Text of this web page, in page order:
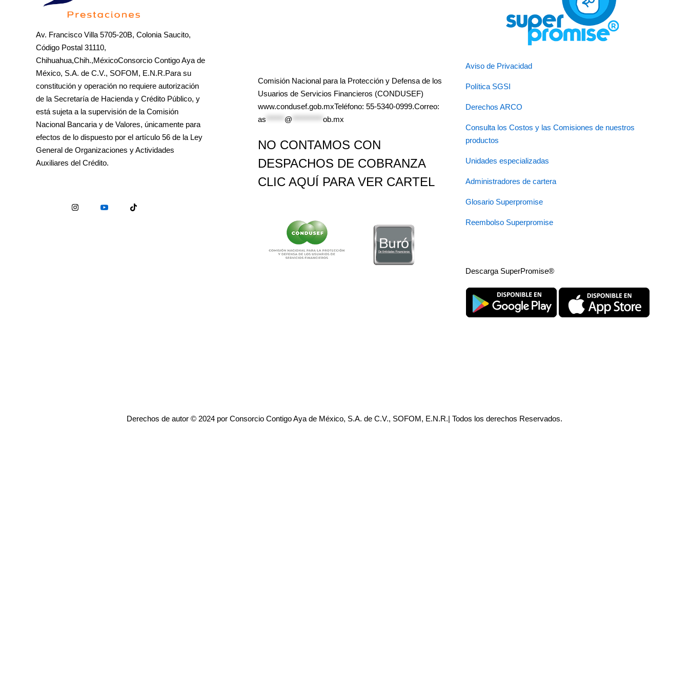
Av. Francisco Villa 5705-20B, Colonia Saucito,
Código Postal 31110,
Chihuahua,Chih.,MéxicoConsorcio Contigo Aya de
México, S.A. de C.V., SOFOM, E.N.R.Para su
constitución y operación no requiere autorización
de la Secretaría de Hacienda y Crédito Público, y
está sujeta a la supervisión de la Comisión
Nacional Bancaria y de Valores, únicamente para
efectos de lo dispuesto por el artículo 56 de la Ley
General de Organizaciones y Actividades
Auxiliares del Crédito.
Comisión Nacional para la Protección y Defensa de los
Usuarios de Servicios Financieros (CONDUSEF)
www.condusef.gob.mxTeléfono: 55-5340-0999.Correo:
as
@ ob.mx
NO CONTAMOS CON
DESPACHOS DE COBRANZA
CLIC AQUÍ PARA VER CARTEL
Aviso de Privacidad
Política SGSI
Derechos ARCO
Consulta los Costos y las Comisiones de nuestros
productos
Unidades especializadas
Administradores de cartera
Glosario Superpromise
Reembolso Superpromise
Descarga SuperPromise®
Derechos de autor © 2024 por Consorcio Contigo Aya de México, S.A. de C.V., SOFOM, E.N.R.| Todos los derechos Reservados.